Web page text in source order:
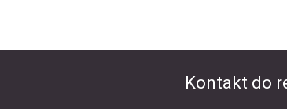
Kontakt do